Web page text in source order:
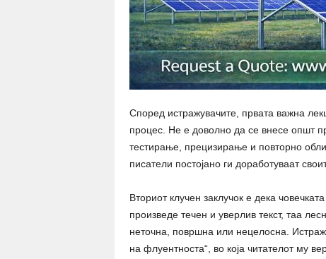
Според истражувачите, првата важна
процес. Не е доволно да се внесе општ
тестирање, прецизирање и повторно
писатели постојано ги доработуваат
Вториот клучен заклучок е дека
произведе течен и уверлив текст, таа
неточна, површна или нецелосна.
на флуентноста“, во која читателот му